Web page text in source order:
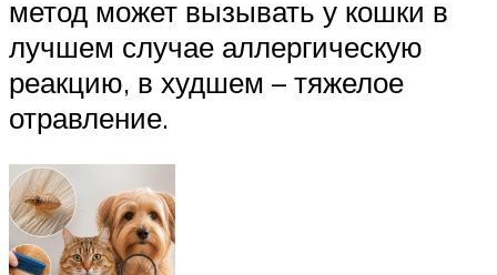
метод может вызывать у кошки в
лучшем случае аллергическую
реакцию, в худшем – тяжелое
отравление.